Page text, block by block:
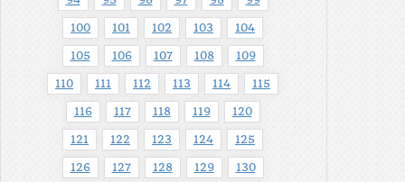
100 101 102 103 104
105 106 107 108 109
110 111 112 113 114 115
116 117 118 119 120
121 122 123 124 125
126 127 128 129 130